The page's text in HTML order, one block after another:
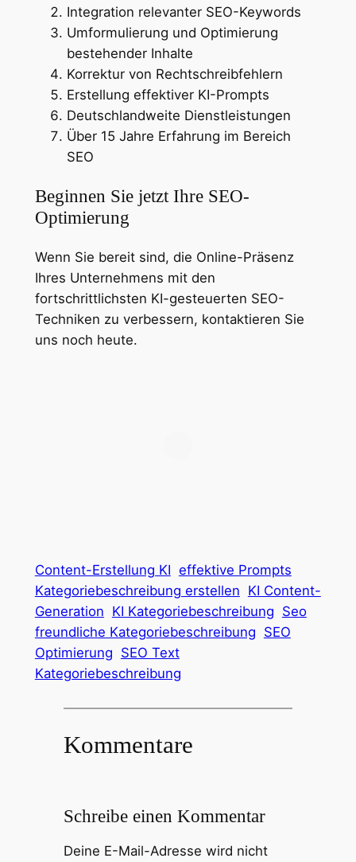
Integration relevanter SEO-Keywords
Umformulierung und Optimierung
bestehender Inhalte
Korrektur von Rechtschreibfehlern
Erstellung effektiver KI-Prompts
Deutschlandweite Dienstleistungen
Über 15 Jahre Erfahrung im Bereich
SEO
Beginnen Sie jetzt Ihre SEO-
Optimierung
Wenn Sie bereit sind, die Online-Präsenz
Ihres Unternehmens mit den
fortschrittlichsten KI-gesteuerten SEO-
Techniken zu verbessern, kontaktieren Sie
uns noch heute.
Content-Erstellung KI effektive Prompts
Kategoriebeschreibung erstellen KI Content-
Generation KI Kategoriebeschreibung Seo
freundliche Kategoriebeschreibung SEO
Optimierung SEO Text
Kategoriebeschreibung
Kommentare
Schreibe einen Kommentar
Deine E-Mail-Adresse wird nicht